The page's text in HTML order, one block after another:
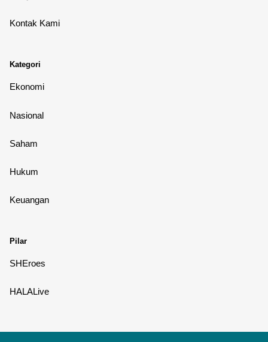
Kontak Kami
Kategori
Ekonomi
Nasional
Saham
Hukum
Keuangan
Pilar
SHEroes
HALALive